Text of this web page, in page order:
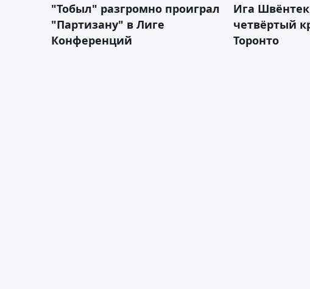
"Тобыл" разгромно проиграл
"Партизану" в Лиге
Конференций
Ига
четвёртый
Торонто